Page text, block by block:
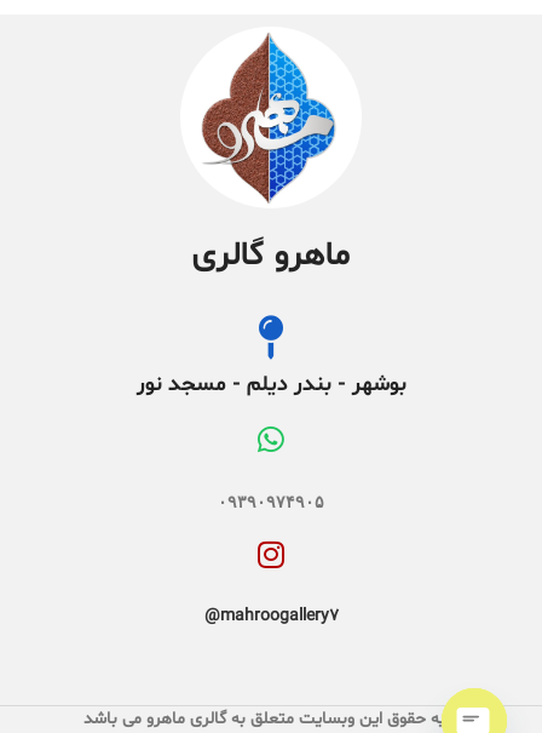
ماهرو گالری
بوشهر - بندر دیلم - مسجد نور
۰۹۳۹۰۹۷۴۹۰۵
mahroogallery7@
کلیه حقوق این وبسایت متعلق به گالری ماهرو می باشد